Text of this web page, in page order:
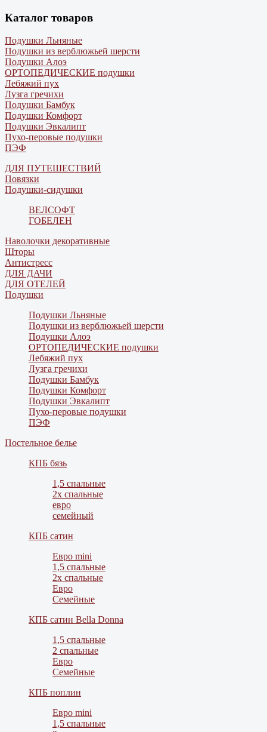
Каталог товаров
Подушки Льняные
Подушки из верблюжьей шерсти
Подушки Алоэ
ОРТОПЕДИЧЕСКИЕ подушки
Лебяжий пух
Лузга гречихи
Подушки Бамбук
Подушки Комфорт
Подушки Эвкалипт
Пухо-перовые подушки
ПЭФ
ДЛЯ ПУТЕШЕСТВИЙ
Повязки
Подушки-сидушки
ВЕЛСОФТ
ГОБЕЛЕН
Наволочки декоративные
Шторы
Антистресс
ДЛЯ ДАЧИ
ДЛЯ ОТЕЛЕЙ
Подушки
Подушки Льняные
Подушки из верблюжьей шерсти
Подушки Алоэ
ОРТОПЕДИЧЕСКИЕ подушки
Лебяжий пух
Лузга гречихи
Подушки Бамбук
Подушки Комфорт
Подушки Эвкалипт
Пухо-перовые подушки
ПЭФ
Постельное белье
КПБ бязь
1,5 спальные
2х спальные
евро
семейный
КПБ сатин
Евро mini
1,5 спальные
2х спальные
Евро
Семейные
КПБ сатин Bella Donna
1,5 спальные
2 спальные
Евро
Семейные
КПБ поплин
Евро mini
1,5 спальные